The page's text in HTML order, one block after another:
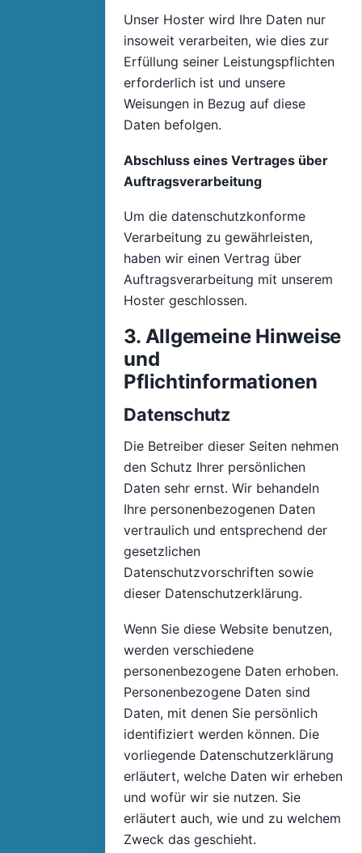
Unser Hoster wird Ihre Daten nur
insoweit verarbeiten, wie dies zur
Erfüllung seiner Leistungspflichten
erforderlich ist und unsere
Weisungen in Bezug auf diese
Daten befolgen.
Abschluss eines Vertrages über
Auftragsverarbeitung
Um die datenschutzkonforme
Verarbeitung zu gewährleisten,
haben wir einen Vertrag über
Auftragsverarbeitung mit unserem
Hoster geschlossen.
3. Allgemeine Hinweise
und
Pflichtinformationen
Datenschutz
Die Betreiber dieser Seiten nehmen
den Schutz Ihrer persönlichen
Daten sehr ernst. Wir behandeln
Ihre personenbezogenen Daten
vertraulich und entsprechend der
gesetzlichen
Datenschutzvorschriften sowie
dieser Datenschutzerklärung.
Wenn Sie diese Website benutzen,
werden verschiedene
personenbezogene Daten erhoben.
Personenbezogene Daten sind
Daten, mit denen Sie persönlich
identifiziert werden können. Die
vorliegende Datenschutzerklärung
erläutert, welche Daten wir erheben
und wofür wir sie nutzen. Sie
erläutert auch, wie und zu welchem
Zweck das geschieht.